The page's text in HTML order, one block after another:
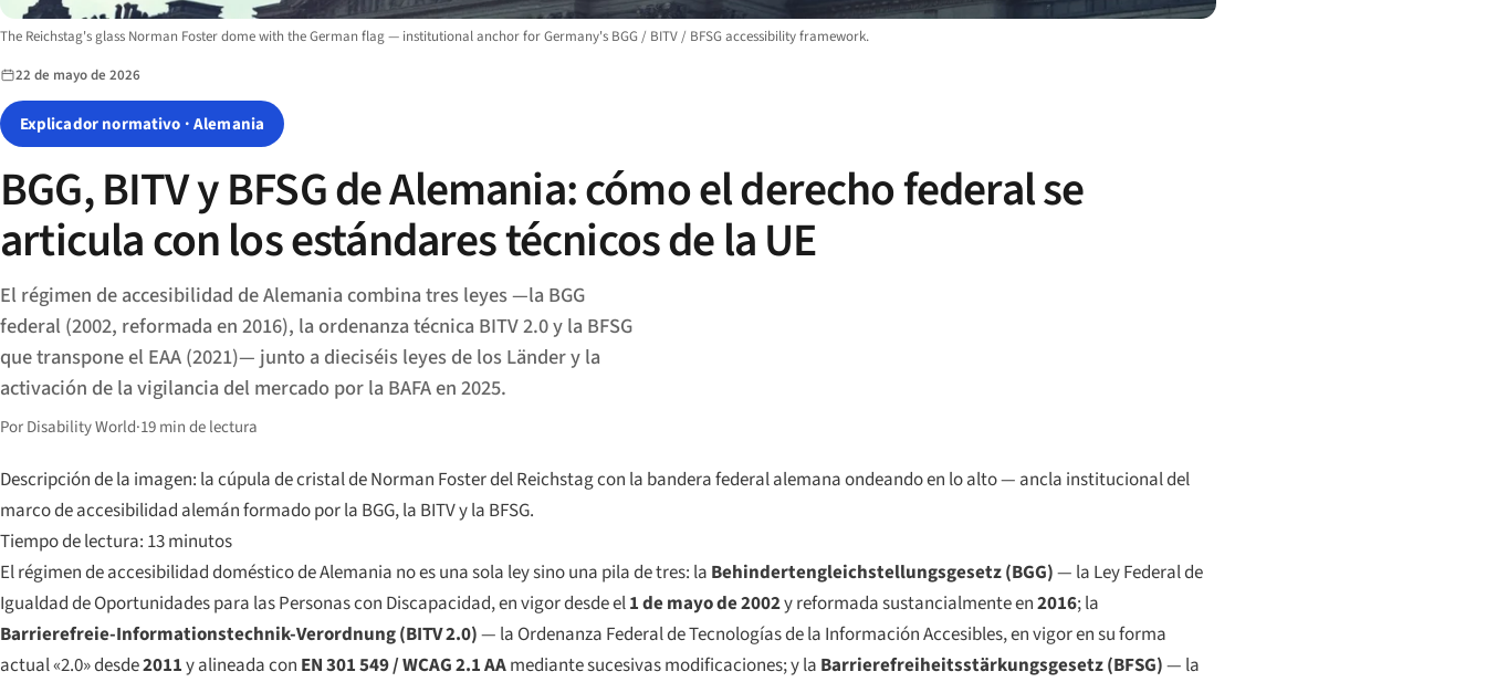
Image description:
The Reichstag's glass Norman Foster dome with the German flag — institutional anchor for Germany's BGG / BITV / BFSG accessibility framework.
22 de mayo de 2026
Explicador normativo · Alemania
BGG, BITV y BFSG de Alemania: cómo el derecho federal se
articula con los estándares técnicos de la UE
El régimen de accesibilidad de Alemania combina tres leyes —la BGG
federal (2002, reformada en 2016), la ordenanza técnica BITV 2.0 y la BFSG
que transpone el EAA (2021)— junto a dieciséis leyes de los Länder y la
activación de la vigilancia del mercado por la BAFA en 2025.
Por Disability World·19 min de lectura
Descripción de la imagen: la cúpula de cristal de Norman Foster del Reichstag con la bandera federal alemana ondeando en lo alto — ancla institucional del
marco de accesibilidad alemán formado por la BGG, la BITV y la BFSG.
Tiempo de lectura: 13 minutos
El régimen de accesibilidad doméstico de Alemania no es una sola ley sino una pila de tres: la Behindertengleichstellungsgesetz(BGG)— la Ley Federal de
Igualdad de Oportunidades para las Personas con Discapacidad, en vigor desde el1 de mayo de 2002y reformada sustancialmente en2016; la
Barrierefreie-Informationstechnik-Verordnung(BITV 2.0)— la Ordenanza Federal de Tecnologías de la Información Accesibles, en vigor en su forma
actual «2.0» desde2011y alineada con EN 301 549 / WCAG 2.1 AAmediante sucesivas modificaciones; y la Barrierefreiheitsstärkungsgesetz(BFSG)— la